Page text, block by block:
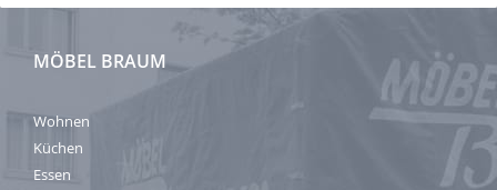
MÖBEL BRAUM
Wohnen
Küchen
Essen